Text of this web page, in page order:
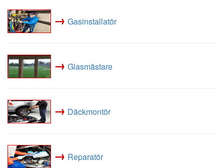
→ Gasinstallatör
→ Glasmästare
→ Däckmontör
→ Reparatör